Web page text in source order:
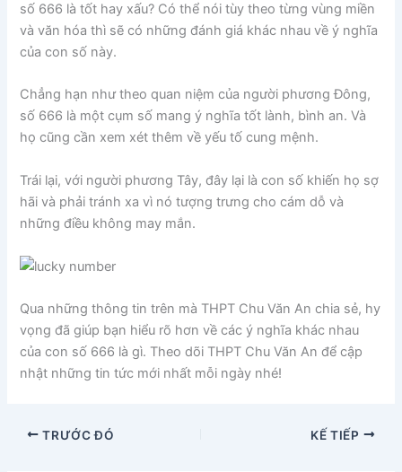
số 666 là tốt hay xấu? Có thể nói tùy theo từng vùng miền
và văn hóa thì sẽ có những đánh giá khác nhau về ý nghĩa
của con số này.
Chẳng hạn như theo quan niệm của người phương Đông,
số 666 là một cụm số mang ý nghĩa tốt lành, bình an. Và
họ cũng cần xem xét thêm về yếu tố cung mệnh.
Trái lại, với người phương Tây, đây lại là con số khiến họ sợ
hãi và phải tránh xa vì nó tượng trưng cho cám dỗ và
những điều không may mắn.
Qua những thông tin trên mà THPT Chu Văn An chia sẻ, hy
vọng đã giúp bạn hiểu rõ hơn về các ý nghĩa khác nhau
của con số 666 là gì. Theo dõi THPT Chu Văn An để cập
nhật những tin tức mới nhất mỗi ngày nhé!
TRƯỚC ĐÓ KẾ TIẾP